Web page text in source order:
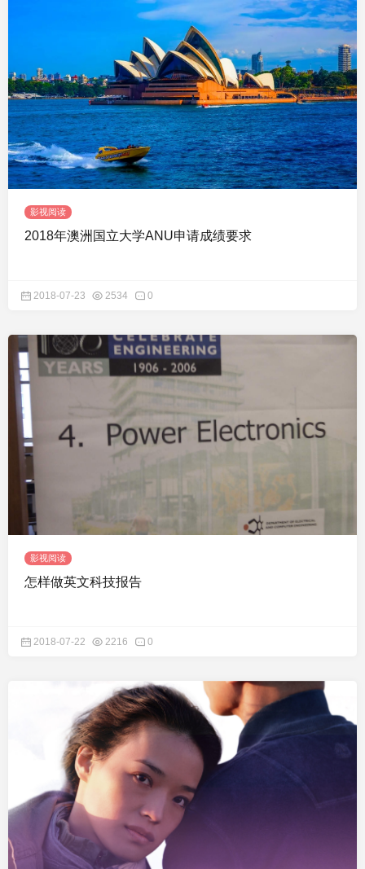
影视阅读
2018年澳洲国立大学ANU申请成绩要求
2018-07-23 2534 0
影视阅读
怎样做英文科技报告
2018-07-22 2216 0